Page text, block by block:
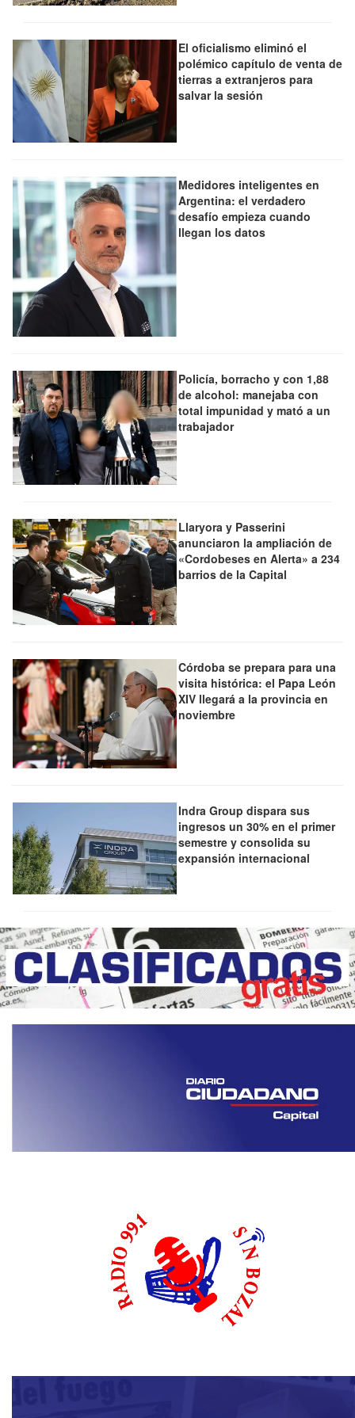
El oficialismo eliminó el
polémico capítulo de venta de
tierras a extranjeros para
salvar la sesión
Medidores inteligentes en
Argentina: el verdadero
desafío empieza cuando
llegan los datos
Policía, borracho y con 1,88
de alcohol: manejaba con
total impunidad y mató a un
trabajador
Llaryora y Passerini
anunciaron la ampliación de
«Cordobeses en Alerta» a 234
barrios de la Capital
Córdoba se prepara para una
visita histórica: el Papa León
XIV llegará a la provincia en
noviembre
Indra Group dispara sus
ingresos un 30% en el primer
semestre y consolida su
expansión internacional